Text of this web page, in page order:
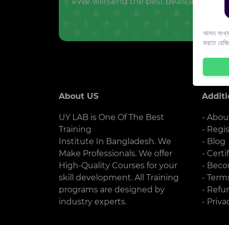
About US
UY LAB is One Of The Best
Training
Institute In Bangladesh. We
Make Professionals. We offer
High-Quality Courses for your
skill development. All Training
programs are designed by
industry experts.
-
-
- Blog
-
-
-
-
-
আসন
করতে